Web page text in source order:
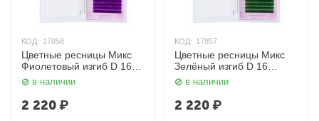
КОД: 17858
Цветные ресницы Микс
Фиолетовый изгиб D 16
линий 0,10 Enigma
в наличии
2 220₽
КОД: 17857
Цветные ресницы Микс
Зелёный изгиб D 16
линий 0,10 Enigma
в наличии
2 220₽